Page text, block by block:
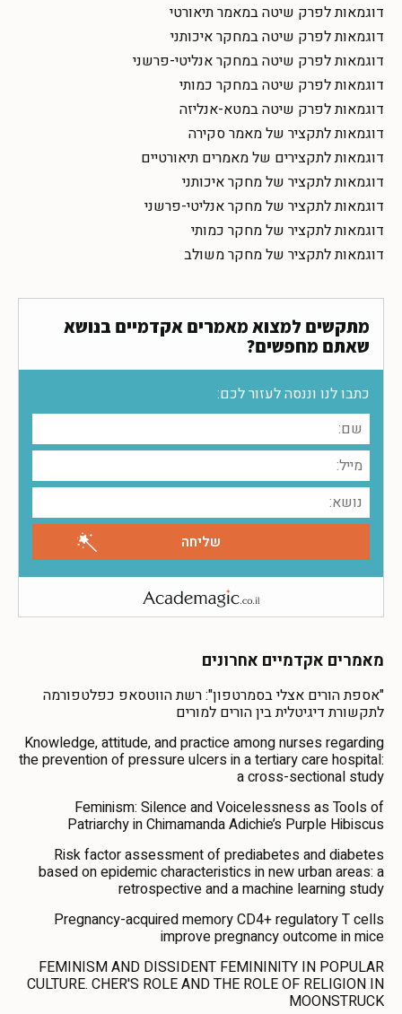
דוגמאות לפרק שיטה במאמר תיאורטי
דוגמאות לפרק שיטה במחקר איכותני
דוגמאות לפרק שיטה במחקר אנליטי-פרשני
דוגמאות לפרק שיטה במחקר כמותי
דוגמאות לפרק שיטה במטא-אנליזה
דוגמאות לתקציר של מאמר סקירה
דוגמאות לתקצירים של מאמרים תיאורטיים
דוגמאות לתקציר של מחקר איכותני
דוגמאות לתקציר של מחקר אנליטי-פרשני
דוגמאות לתקציר של מחקר כמותי
דוגמאות לתקציר של מחקר משולב
מתקשים למצוא מאמרים אקדמיים בנושא
שאתם מחפשים?
כתבו לנו וננסה לעזור לכם:
מאמרים אקדמיים אחרונים
"אספת הורים אצלי בסמרטפון": רשת הווטסאפ כפלטפורמה
לתקשורת דיגיטלית בין הורים למורים
Knowledge, attitude, and practice among nurses regarding
the prevention of pressure ulcers in a tertiary care hospital:
a cross-sectional study
Feminism: Silence and Voicelessness as Tools of
Patriarchy in Chimamanda Adichie’s Purple Hibiscus
Risk factor assessment of prediabetes and diabetes
based on epidemic characteristics in new urban areas: a
retrospective and a machine learning study
Pregnancy-acquired memory CD4+ regulatory T cells
improve pregnancy outcome in mice
FEMINISM AND DISSIDENT FEMININITY IN POPULAR
CULTURE. CHER'S ROLE AND THE ROLE OF RELIGION IN
MOONSTRUCK